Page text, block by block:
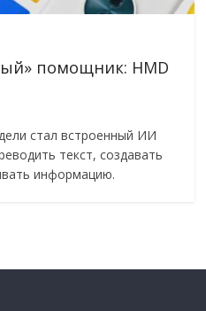
помощник: HMD
стал встроенный ИИ
текст, создавать
информацию.